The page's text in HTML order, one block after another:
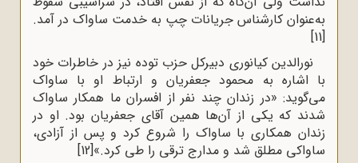
به‌عنوان کارشناس جریانات چپ به خدمت ساواک در آمد.
[11]
نورالدین کیانوری دبیرکل حزب توده نیز در خاطرات خود
با اشاره به محمود جعفریان و ارتباط او با ساواک
می‌گوید: «در زندان چند نفر از افسران ما همکار ساواک
شدند که یکی از آن‌ها همین آقای جعفریان بود. او در
زندان همکاری با ساواک را شروع کرد و پس از آزادی،
ساواکی مطلق شد و مدارج ترقی را طی کرد.»[12]